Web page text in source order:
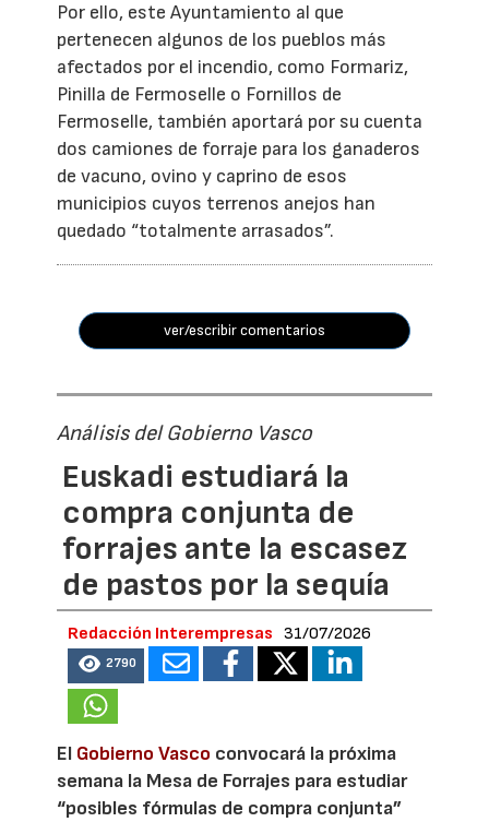
Por ello, este Ayuntamiento al que
pertenecen algunos de los pueblos más
afectados por el incendio, como Formariz,
Pinilla de Fermoselle o Fornillos de
Fermoselle, también aportará por su cuenta
dos camiones de forraje para los ganaderos
de vacuno, ovino y caprino de esos
municipios cuyos terrenos anejos han
quedado “totalmente arrasados”.
ver/escribir comentarios
Análisis del Gobierno Vasco
Euskadi estudiará la
compra conjunta de
forrajes ante la escasez
de pastos por la sequía
Redacción Interempresas 31/07/2026
2790
El Gobierno Vasco convocará la próxima
semana la Mesa de Forrajes para estudiar
“posibles fórmulas de compra conjunta”